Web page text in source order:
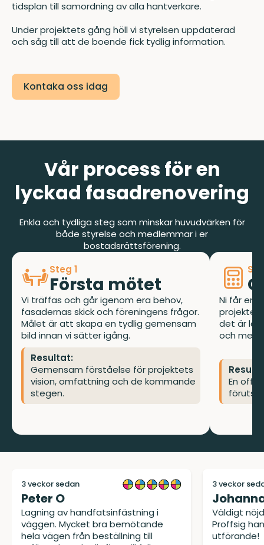
tidsplan till samordning av alla hantverkare.
Under projektets gång höll vi styrelsen uppdaterad
och såg till att de boende fick tydlig information.
Kontaka oss idag
Vår process för en
lyckad fasadrenovering
Enkla och tydliga steg som minskar huvudvärken för
både styrelse och medlemmar i er
bostadsrättsförening.
Steg 1
Första mötet
Vi träffas och går igenom era behov,
fasadernas skick och föreningens frågor.
Målet är att skapa en tydlig gemensam
bild innan vi sätter igång.
Resultat:
Gemensam förståelse för projektets
vision, omfattning och de kommande
stegen.
Ni får en
det är
och
En
3 veckor sedan
Peter O
Lagning av handfatsinfästning i
väggen. Mycket bra bemötande
hela vägen från beställning till
3 veckor
Väldigt
Proffsig
utförande!